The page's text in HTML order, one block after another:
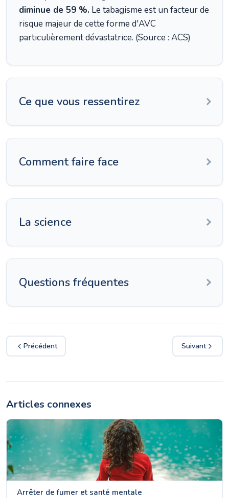
diminue de 59 %. Le tabagisme est un facteur de
risque majeur de cette forme d'AVC
particulièrement dévastatrice. (Source : ACS)
Ce que vous ressentirez
Comment faire face
La science
Questions fréquentes
Précédent Suivant
Articles connexes
Arrêter de fumer et santé mentale